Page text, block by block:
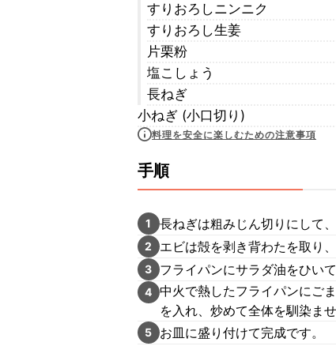
すりおろしニンニク
すりおろし生姜
片栗粉
塩こしょう
長ねぎ
小ねぎ (小口切り)
料理を安全に楽しむための注意事項
手順
1 長ねぎは粗みじん切りにして
2 エビは殻を剥き背わたを取り
3 フライパンにサラダ油をひい
4 中火で熱したフライパンにご
を入れ、炒めて全体を馴染ませ
5 お皿に盛り付けて完成です。